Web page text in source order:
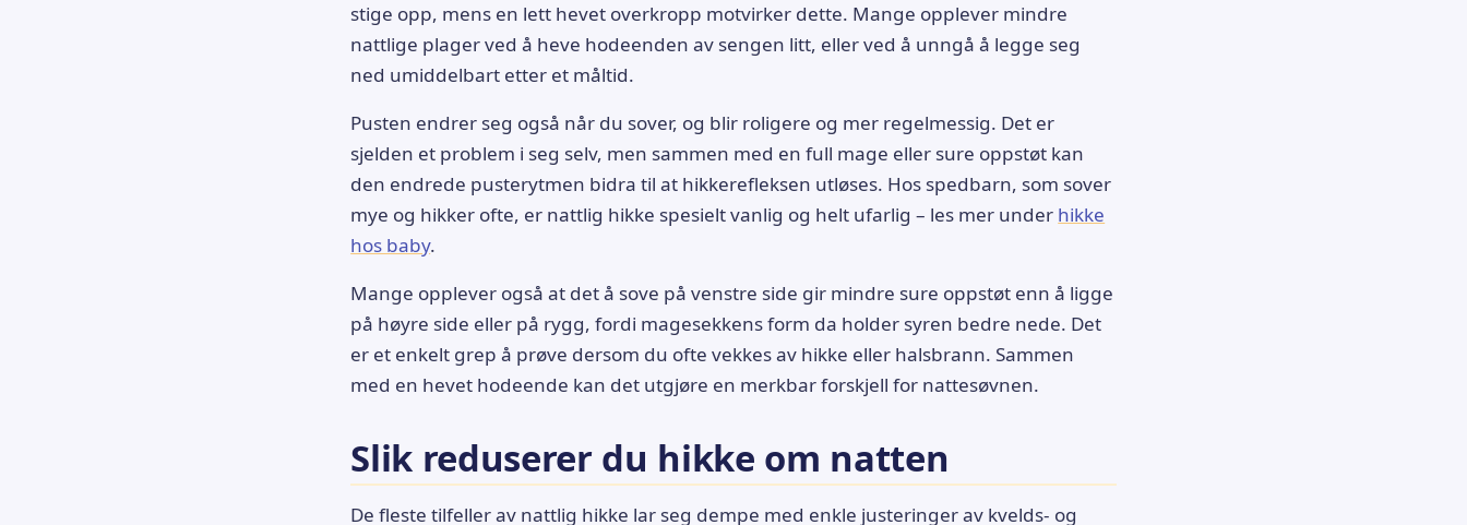
stige opp, mens en lett hevet overkropp motvirker dette. Mange opplever mindre
nattlige plager ved å heve hodeenden av sengen litt, eller ved å unngå å legge seg
ned umiddelbart etter et måltid.
Pusten endrer seg også når du sover, og blir roligere og mer regelmessig. Det er
sjelden et problem i seg selv, men sammen med en full mage eller sure oppstøt kan
den endrede pusterytmen bidra til at hikkerefleksen utløses. Hos spedbarn, som sover
mye og hikker ofte, er nattlig hikke spesielt vanlig og helt ufarlig – les mer under hikke
hos baby.
Mange opplever også at det å sove på venstre side gir mindre sure oppstøt enn å ligge
på høyre side eller på rygg, fordi magesekkens form da holder syren bedre nede. Det
er et enkelt grep å prøve dersom du ofte vekkes av hikke eller halsbrann. Sammen
med en hevet hodeende kan det utgjøre en merkbar forskjell for nattesøvnen.
Slik reduserer du hikke om natten
De fleste tilfeller av nattlig hikke lar seg dempe med enkle justeringer av kvelds- og